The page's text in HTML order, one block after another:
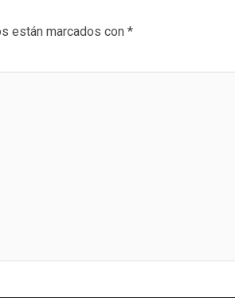
están marcados con *